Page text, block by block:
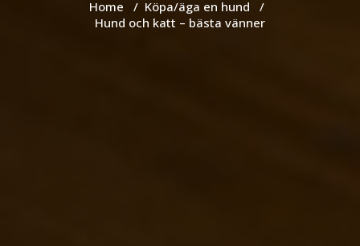
Home / Köpa/äga en hund /
Hund och katt – bästa vänner